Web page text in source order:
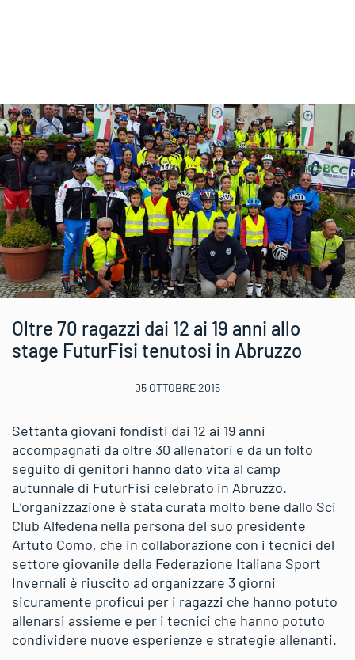
Oltre 70 ragazzi dai 12 ai 19 anni allo
stage FuturFisi tenutosi in Abruzzo
05 OTTOBRE 2015
Settanta giovani fondisti dai 12 ai 19 anni
accompagnati da oltre 30 allenatori e da un folto
seguito di genitori hanno dato vita al camp
autunnale di FuturFisi celebrato in Abruzzo.
L’organizzazione è stata curata molto bene dallo Sci
Club Alfedena nella persona del suo presidente
Artuto Como, che in collaborazione con i tecnici del
settore giovanile della Federazione Italiana Sport
Invernali è riuscito ad organizzare 3 giorni
sicuramente proficui per i ragazzi che hanno potuto
allenarsi assieme e per i tecnici che hanno potuto
condividere nuove esperienze e strategie allenanti.